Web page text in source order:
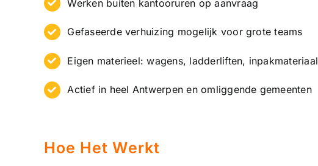
Werken buiten kantooruren op aanvraag
Gefaseerde verhuizing mogelijk voor grote teams
Eigen materieel: wagens, ladderliften, inpakmateriaal
Actief in heel Antwerpen en omliggende gemeenten
Hoe Het Werkt